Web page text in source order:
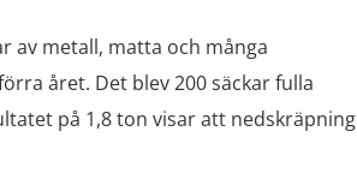
av metall, matta och många
året. Det blev 200 säckar fulla
på 1,8 ton visar att nedskräpning